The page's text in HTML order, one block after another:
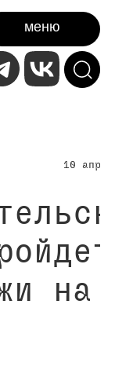
меню
10
на